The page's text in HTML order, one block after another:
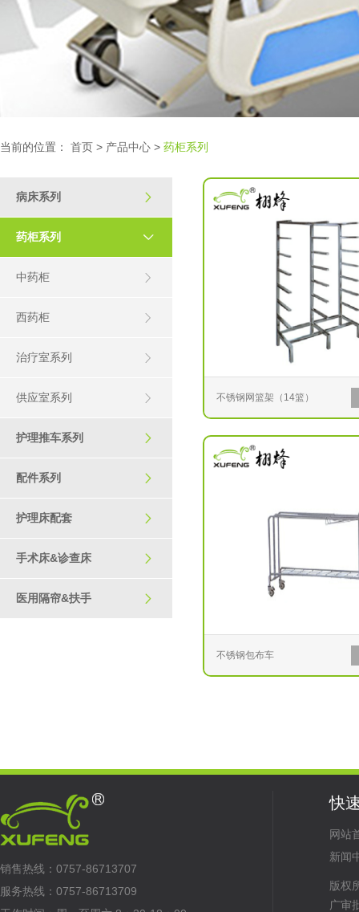
当前的位置： 首页 > 产品中心 > 药柜系列
病床系列 
药柜系列 
中药柜 
西药柜 
治疗室系列 
供应室系列 
护理推车系列 
配件系列 
护理床配套 
手术床&诊查床 
医用隔帘&扶手 
不锈钢网篮架（14篮）
不锈钢包布车
销售热线：0757-86713707
服务热线：0757-86713709
快
网站
新闻
版权
广审